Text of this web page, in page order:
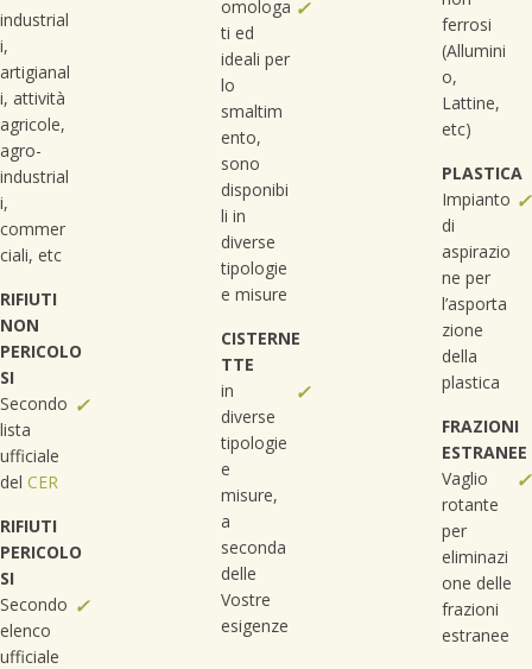
industrial
i,
artigianal
i, attività
agricole,
agro-
industrial
i,
commer
ciali, etc
RIFIUTI
NON
PERICOLO
SI
Secondo
lista
ufficiale
del CER
✓
RIFIUTI
PERICOLO
SI
Secondo
elenco
ufficiale
✓
omologa
ti ed
ideali per
lo
smaltim
ento,
sono
disponibi
li in
diverse
tipologie
e misure
✓
CISTERNE
TTE
in
diverse
tipologie
e
misure,
a
seconda
delle
Vostre
esigenze
✓
ferrosi
(Allumini
o,
Lattine,
etc)
PLASTICA
Impianto
di
aspirazio
ne per
l’asporta
zione
della
plastica
✓
FRAZIONI
ESTRANEE
Vaglio
rotante
per
eliminazi
one delle
frazioni
estranee
✓